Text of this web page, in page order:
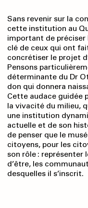
Sans revenir sur la
cette institution au
important de préciser
clé de ceux qui ont
concrétiser le projet
Pensons
déterminante du Dr
don qui donnera
Cette audace guidée
la vivacité du milieu,
une institution
actuelle et de son
de penser que le
citoyens, pour les
son rôle : représenter
d’être, les
desquelles il s’inscrit.